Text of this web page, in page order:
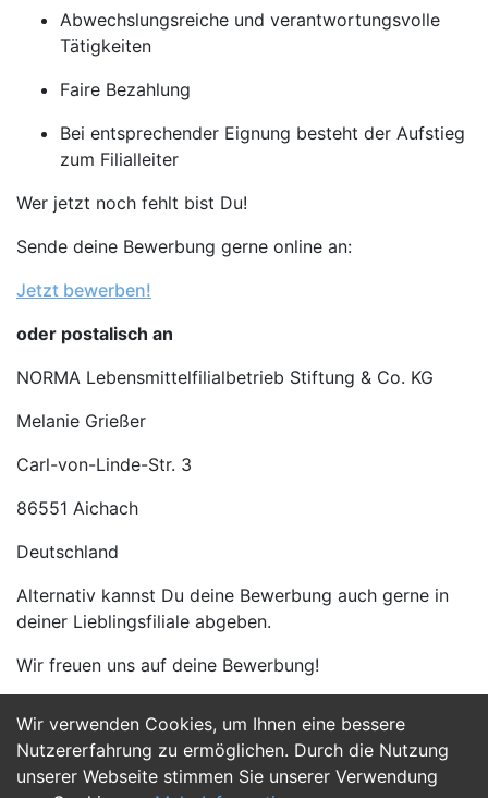
Wir verwenden Cookies, um Ihnen eine bessere
Nutzererfahrung zu ermöglichen. Durch die Nutzung
unserer Webseite stimmen Sie unserer Verwendung
Abwechslungsreiche und verantwortungsvolle
Tätigkeiten
Faire Bezahlung
Bei entsprechender Eignung besteht der Aufstieg
zum Filialleiter
Wer jetzt noch fehlt bist Du!
Sende deine Bewerbung gerne online an:
Jetzt bewerben!
oder postalisch an
NORMA Lebensmittelfilialbetrieb Stiftung & Co. KG
Melanie Grießer
Carl-von-Linde-Str. 3
86551 Aichach
Deutschland
Alternativ kannst Du deine Bewerbung auch gerne in
deiner Lieblingsfiliale abgeben.
Wir freuen uns auf deine Bewerbung!
Jetzt Bewerben